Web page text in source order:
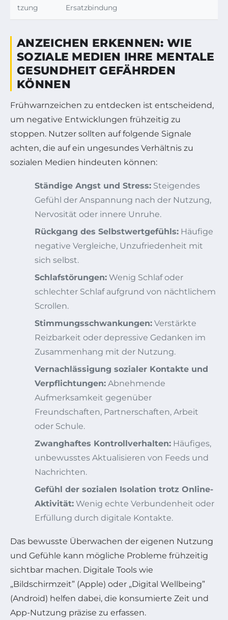
tzung
Ersatzbindung
ANZEICHEN ERKENNEN: WIE
SOZIALE MEDIEN IHRE MENTALE
GESUNDHEIT GEFÄHRDEN
KÖNNEN
Frühwarnzeichen zu entdecken ist entscheidend,
um negative Entwicklungen frühzeitig zu
stoppen. Nutzer sollten auf folgende Signale
achten, die auf ein ungesundes Verhältnis zu
sozialen Medien hindeuten können:
Ständige Angst und Stress: Steigendes
Gefühl der Anspannung nach der Nutzung,
Nervosität oder innere Unruhe.
Rückgang des Selbstwertgefühls: Häufige
negative Vergleiche, Unzufriedenheit mit
sich selbst.
Schlafstörungen: Wenig Schlaf oder
schlechter Schlaf aufgrund von nächtlichem
Scrollen.
Stimmungsschwankungen: Verstärkte
Reizbarkeit oder depressive Gedanken im
Zusammenhang mit der Nutzung.
Vernachlässigung sozialer Kontakte und
Verpflichtungen: Abnehmende
Aufmerksamkeit gegenüber
Freundschaften, Partnerschaften, Arbeit
oder Schule.
Zwanghaftes Kontrollverhalten: Häufiges,
unbewusstes Aktualisieren von Feeds und
Nachrichten.
Gefühl der sozialen Isolation trotz Online-
Aktivität: Wenig echte Verbundenheit oder
Erfüllung durch digitale Kontakte.
Das bewusste Überwachen der eigenen Nutzung
und Gefühle kann mögliche Probleme frühzeitig
sichtbar machen. Digitale Tools wie
„Bildschirmzeit” (Apple) oder „Digital Wellbeing”
(Android) helfen dabei, die konsumierte Zeit und
App-Nutzung präzise zu erfassen.